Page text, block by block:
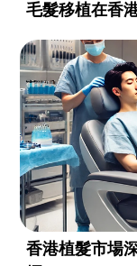
毛髮移植在香
香港植髮市場